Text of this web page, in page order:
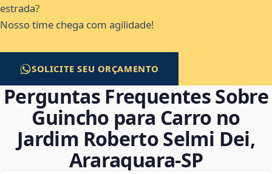
estrada?
Nosso time chega com agilidade!
SOLICITE SEU ORÇAMENTO
Perguntas Frequentes Sobre
Guincho para Carro no
Jardim Roberto Selmi Dei,
Araraquara‑SP